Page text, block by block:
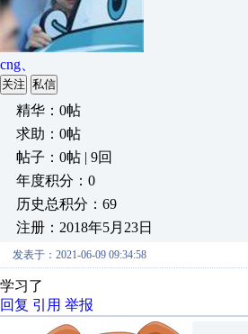
cng、
关注 私信
精华：0帖
求助：0帖
帖子：0帖 | 9回
年度积分：0
历史总积分：69
注册：2018年5月23日
发表于：2021-06-09 09:34:58
学习了
回复 引用 举报